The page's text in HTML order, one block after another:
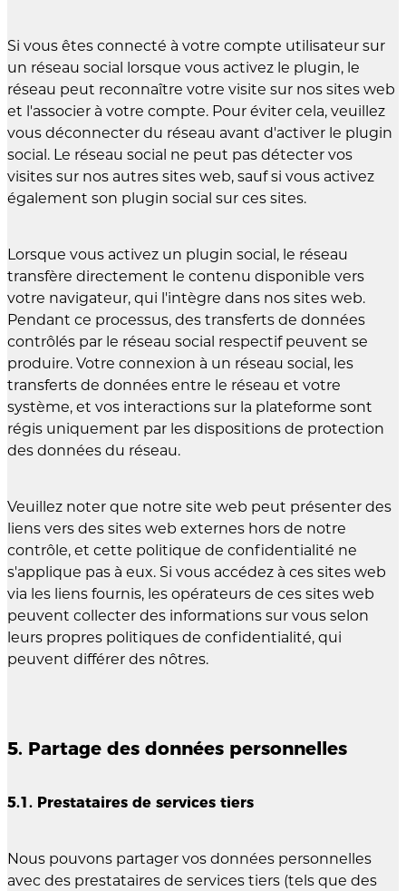
Si vous êtes connecté à votre compte utilisateur sur
un réseau social lorsque vous activez le plugin, le
réseau peut reconnaître votre visite sur nos sites web
et l'associer à votre compte. Pour éviter cela, veuillez
vous déconnecter du réseau avant d'activer le plugin
social. Le réseau social ne peut pas détecter vos
visites sur nos autres sites web, sauf si vous activez
également son plugin social sur ces sites.
Lorsque vous activez un plugin social, le réseau
transfère directement le contenu disponible vers
votre navigateur, qui l'intègre dans nos sites web.
Pendant ce processus, des transferts de données
contrôlés par le réseau social respectif peuvent se
produire. Votre connexion à un réseau social, les
transferts de données entre le réseau et votre
système, et vos interactions sur la plateforme sont
régis uniquement par les dispositions de protection
des données du réseau.
Veuillez noter que notre site web peut présenter des
liens vers des sites web externes hors de notre
contrôle, et cette politique de confidentialité ne
s'applique pas à eux. Si vous accédez à ces sites web
via les liens fournis, les opérateurs de ces sites web
peuvent collecter des informations sur vous selon
leurs propres politiques de confidentialité, qui
peuvent différer des nôtres.
5. Partage des données personnelles
5.1. Prestataires de services tiers
Nous pouvons partager vos données personnelles
avec des prestataires de services tiers (tels que des